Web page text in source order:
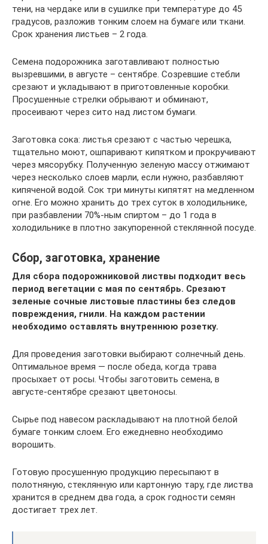
тени, на чердаке или в сушилке при температуре до 45
градусов, разложив тонким слоем на бумаге или ткани.
Срок хранения листьев – 2 года.
Семена подорожника заготавливают полностью
вызревшими, в августе – сентябре. Созревшие стебли
срезают и укладывают в приготовленные коробки.
Просушенные стрелки обрывают и обминают,
просеивают через сито над листом бумаги.
Заготовка сока: листья срезают с частью черешка,
тщательно моют, ошпаривают кипятком и прокручивают
через мясорубку. Полученную зеленую массу отжимают
через несколько слоев марли, если нужно, разбавляют
кипяченой водой. Сок три минуты кипятят на медленном
огне. Его можно хранить до трех суток в холодильнике,
при разбавлении 70%-ным спиртом – до 1 года в
холодильнике в плотно закупоренной стеклянной посуде.
Сбор, заготовка, хранение
Для сбора подорожниковой листвы подходит весь
период вегетации с мая по сентябрь. Срезают
зеленые сочные листовые пластины без следов
повреждения, гнили. На каждом растении
необходимо оставлять внутреннюю розетку.
Для проведения заготовки выбирают солнечный день.
Оптимальное время — после обеда, когда трава
просыхает от росы. Чтобы заготовить семена, в
августе-сентябре срезают цветоносы.
Сырье под навесом раскладывают на плотной белой
бумаге тонким слоем. Его ежедневно необходимо
ворошить.
Готовую просушенную продукцию пересыпают в
полотняную, стеклянную или картонную тару, где листва
хранится в среднем два года, а срок годности семян
достигает трех лет.